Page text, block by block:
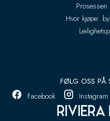
Hvor kjøpe:
FØLG OSS PÅ
Facebook
Instagram